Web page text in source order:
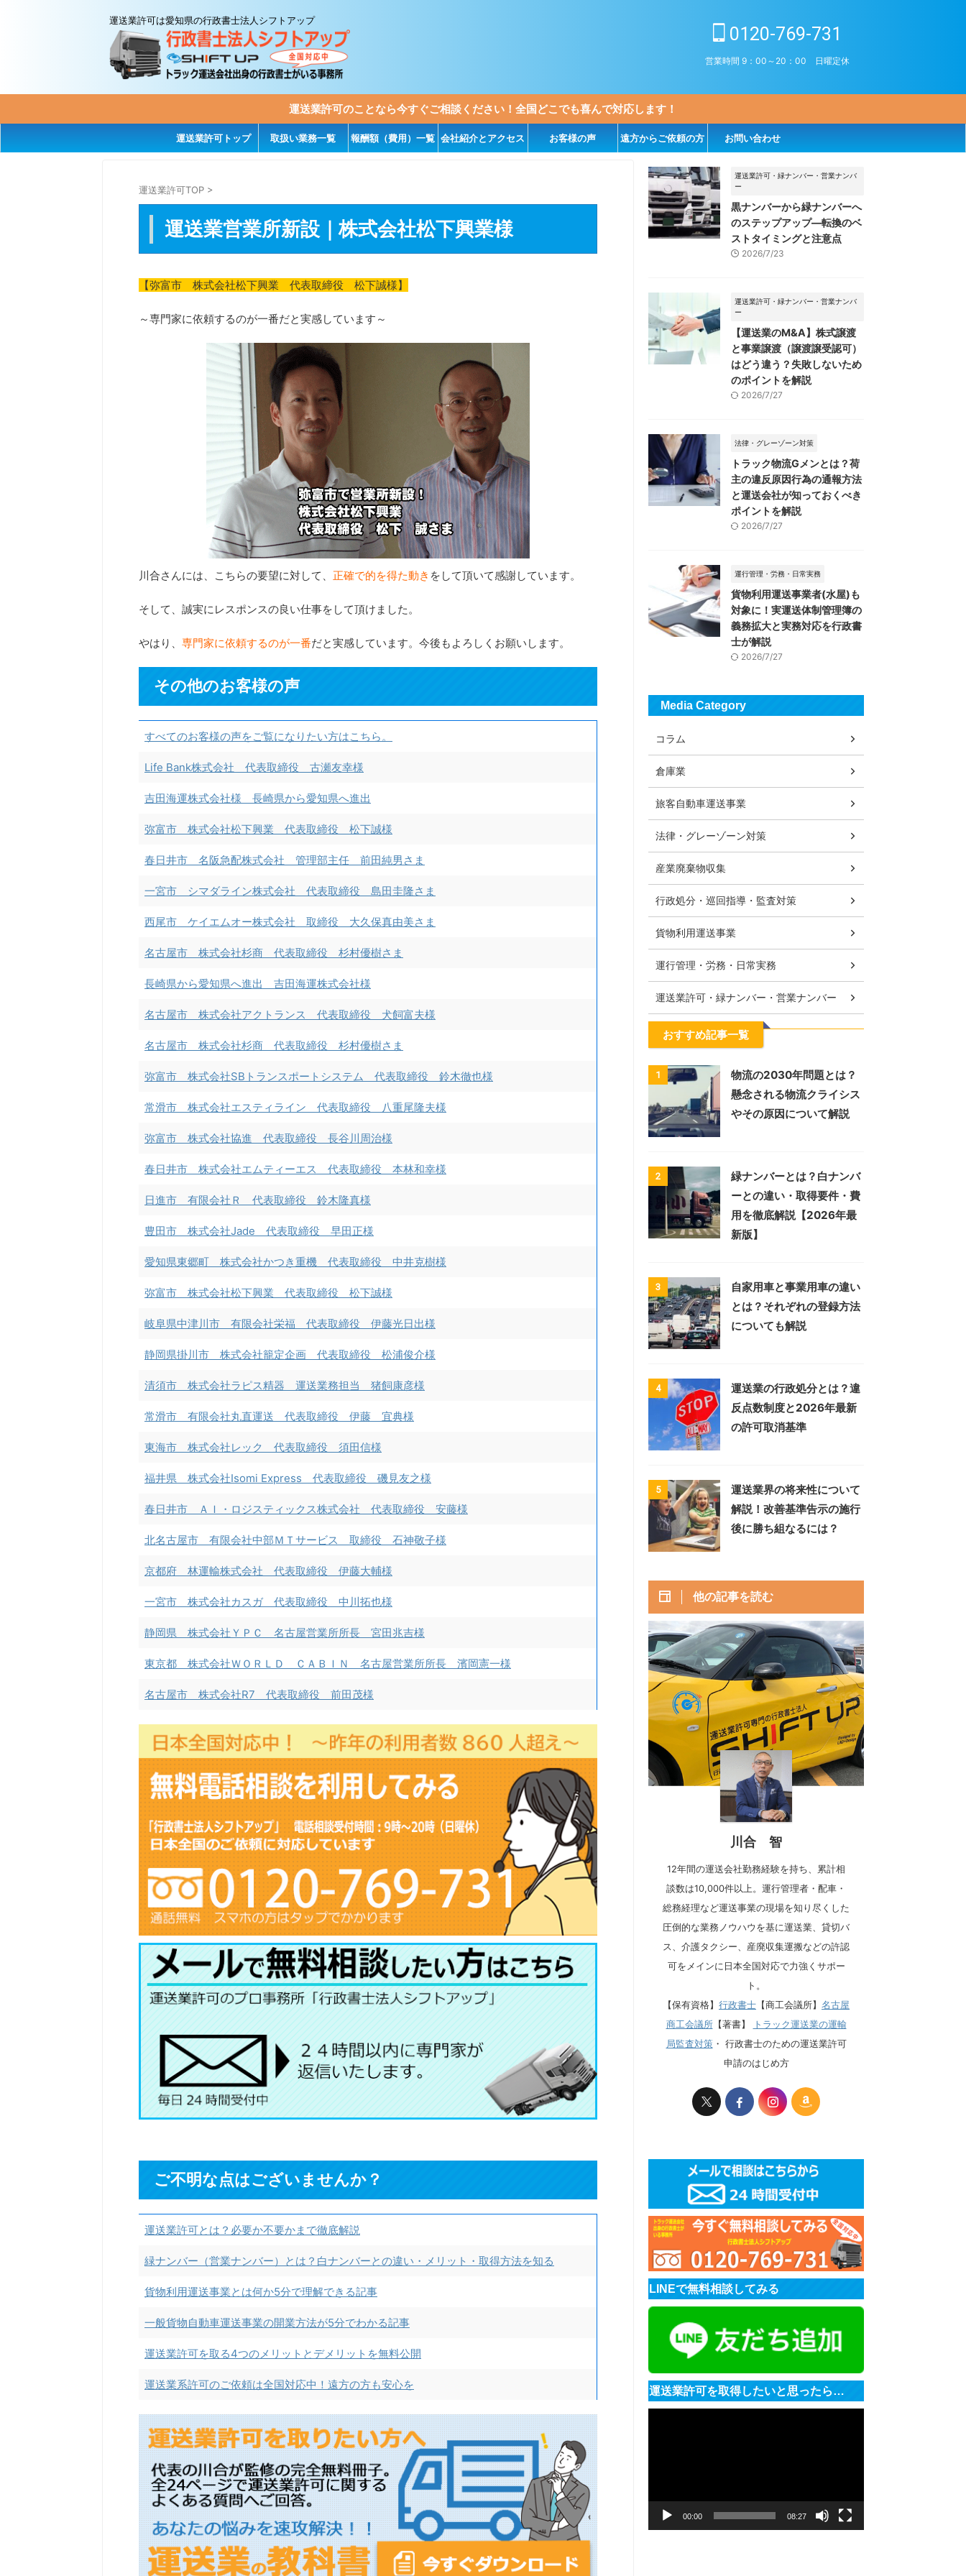
運送業許可は愛知県の行政書士法人シフトアップ
0120-769-731
営業時間 9：00～20：00 日曜定休
運送業許可のことなら今すぐご相談ください！全国どこでも喜んで対応します！
運送業許可トップ 取扱い業務一覧 報酬額（費用）一覧 会社紹介とアクセス お客様の声 遠方からご依頼の方 お問い合わせ
運送業許可TOP >
運送業営業所新設｜株式会社松下興業様
【弥富市 株式会社松下興業 代表取締役 松下誠様】
～専門家に依頼するのが一番だと実感しています～
川合さんには、こちらの要望に対して、 正確で的を得た動き をして頂いて感謝しています。
そして、誠実にレスポンスの良い仕事をして頂けました。
やはり、 専門家に依頼するのが一番だと実感しています。今後もよろしくお願いします。
その他のお客様の声
すべてのお客様の声をご覧になりたい方はこちら。
Life Bank株式会社 代表取締役 古瀬友幸様
吉田海運株式会社様 長崎県から愛知県へ進出
弥富市 株式会社松下興業 代表取締役 松下誠様
春日井市 名阪急配株式会社 管理部主任 前田純男さま
一宮市 シマダライン株式会社 代表取締役 島田圭隆さま
西尾市 ケイエムオー株式会社 取締役 大久保真由美さま
名古屋市 株式会社杉商 代表取締役 杉村優樹さま
長崎県から愛知県へ進出 吉田海運株式会社様
名古屋市 株式会社アクトランス 代表取締役 犬飼富夫様
名古屋市 株式会社杉商 代表取締役 杉村優樹さま
弥富市 株式会社SBトランスポートシステム 代表取締役 鈴木徹也様
常滑市 株式会社エスティライン 代表取締役 八重尾隆夫様
弥富市 株式会社協進 代表取締役 長谷川周治様
春日井市 株式会社エムティーエス 代表取締役 本林和幸様
日進市 有限会社Ｒ 代表取締役 鈴木隆真様
豊田市 株式会社Jade 代表取締役 早田正様
愛知県東郷町 株式会社かつき重機 代表取締役 中井克樹様
弥富市 株式会社松下興業 代表取締役 松下誠様
岐阜県中津川市 有限会社栄福 代表取締役 伊藤光日出様
静岡県掛川市 株式会社籠定企画 代表取締役 松浦俊介様
清須市 株式会社ラピス精器 運送業務担当 猪飼康彦様
常滑市 有限会社丸直運送 代表取締役 伊藤 宜典様
東海市 株式会社レック 代表取締役 須田信様
福井県 株式会社Isomi Express 代表取締役 磯見友之様
春日井市 ＡＩ・ロジスティックス株式会社 代表取締役 安藤様
北名古屋市 有限会社中部ＭＴサービス 取締役 石神敬子様
京都府 林運輸株式会社 代表取締役 伊藤大輔様
一宮市 株式会社カスガ 代表取締役 中川拓也様
静岡県 株式会社ＹＰＣ 名古屋営業所所長 宮田兆吉様
東京都 株式会社ＷＯＲＬＤ ＣＡＢＩＮ 名古屋営業所所長 濱岡憲一様
名古屋市 株式会社R7 代表取締役 前田茂様
ご不明な点はございませんか？
運送業許可とは？必要か不要かまで徹底解説
緑ナンバー（営業ナンバー）とは？白ナンバーとの違い・メリット・取得方法を知る
貨物利用運送事業とは何か5分で理解できる記事
一般貨物自動車運送事業の開業方法が5分でわかる記事
運送業許可を取る4つのメリットとデメリットを無料公開
運送業系許可のご依頼は全国対応中！遠方の方も安心を
運送業許可・緑ナンバー・営業ナンバ
ー
黒ナンバーから緑ナンバーへ
のステップアップ―転換のベ
ストタイミングと注意点
2026/7/23
運送業許可・緑ナンバー・営業ナンバ
ー
【運送業のM&A】株式譲渡
と事業譲渡（譲渡譲受認可）
はどう違う？失敗しないため
のポイントを解説
2026/7/27
法律・グレーゾーン対策
トラック物流Gメンとは？荷
主の違反原因行為の通報方法
と運送会社が知っておくべき
ポイントを解説
2026/7/27
運行管理・労務・日常実務
貨物利用運送事業者(水屋)も
対象に！実運送体制管理簿の
義務拡大と実務対応を行政書
士が解説
2026/7/27
Media Category
コラム
倉庫業
旅客自動車運送事業
法律・グレーゾーン対策
産業廃棄物収集
行政処分・巡回指導・監査対策
貨物利用運送事業
運行管理・労務・日常実務
運送業許可・緑ナンバー・営業ナンバー
おすすめ記事一覧
1
物流の2030年問題とは？
懸念される物流クライシス
やその原因について解説
2
緑ナンバーとは？白ナンバ
ーとの違い・取得要件・費
用を徹底解説【2026年最
新版】
3
自家用車と事業用車の違い
とは？それぞれの登録方法
についても解説
4
運送業の行政処分とは？違
反点数制度と2026年最新
の許可取消基準
5
運送業界の将来性について
解説！改善基準告示の施行
後に勝ち組なるには？
他の記事を読む
川合 智
12年間の運送会社勤務経験を持ち、累計相
談数は10,000件以上。運行管理者・配車・
総務経理など運送事業の現場を知り尽くした
圧倒的な業務ノウハウを基に運送業、貸切バ
ス、介護タクシー、産廃収集運搬などの許認
可をメインに日本全国対応で力強くサポー
ト。
【保有資格】 行政書士 【商工会議所】 名古屋
商工会議所【著書】
トラック運送業の運輸
局監査対策・ 行政書士のための運送業許可
申請のはじめ方
LINEで無料相談してみる
運送業許可を取得したいと思ったら…
00:00 08:27